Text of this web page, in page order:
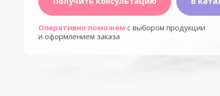
Оперативно поможем с выбором продукции
и оформлением заказа